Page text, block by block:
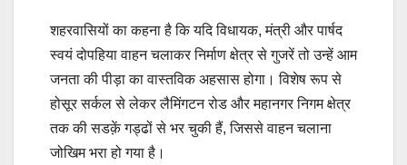
शहरवासियों का कहना है कि यदि विधायक, मंत्री और पार्षद
स्वयं दोपहिया वाहन चलाकर निर्माण क्षेत्र से गुजरें तो उन्हें आम
जनता की पीड़ा का वास्तविक अहसास होगा। विशेष रूप से
होसूर सर्कल से लेकर लैमिंगटन रोड और महानगर निगम क्षेत्र
तक की सडक़ें गड्ढों से भर चुकी हैं, जिससे वाहन चलाना
जोखिम भरा हो गया है।